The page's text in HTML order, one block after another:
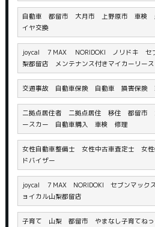
自動車 都留市 大月市 上野原市 車検
イヤ交換
joycal ７MAX NORIDOKI ノリドキ セ
梨都留店 メンテナンス付きマイカーリース
交通事故 自動車保険 自動車 損害保険
二拠点居住者 二拠点居住 移住 都留
ースカー 自動車購入 車検 修理
女性自動車整備士 女性中古車査定士 女
ドバイザー
joycal ７MAX NORIDOKI セブンマッ
ョイカル山梨都留店
子育て 山梨 都留市 やまなし子育てね